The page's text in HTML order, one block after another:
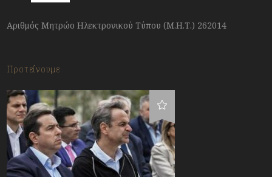
Αριθμός Μητρώο Ηλεκτρονικού Τύπου (Μ.Η.Τ.) 262014
Προτείνουμε